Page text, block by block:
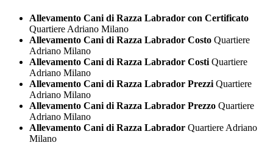
Allevamento Cani di Razza Labrador con Certificato
Quartiere Adriano Milano
Allevamento Cani di Razza Labrador Costo Quartiere
Adriano Milano
Allevamento Cani di Razza Labrador Costi Quartiere
Adriano Milano
Allevamento Cani di Razza Labrador Prezzi Quartiere
Adriano Milano
Allevamento Cani di Razza Labrador Prezzo Quartiere
Adriano Milano
Allevamento Cani di Razza Labrador Quartiere Adriano
Milano